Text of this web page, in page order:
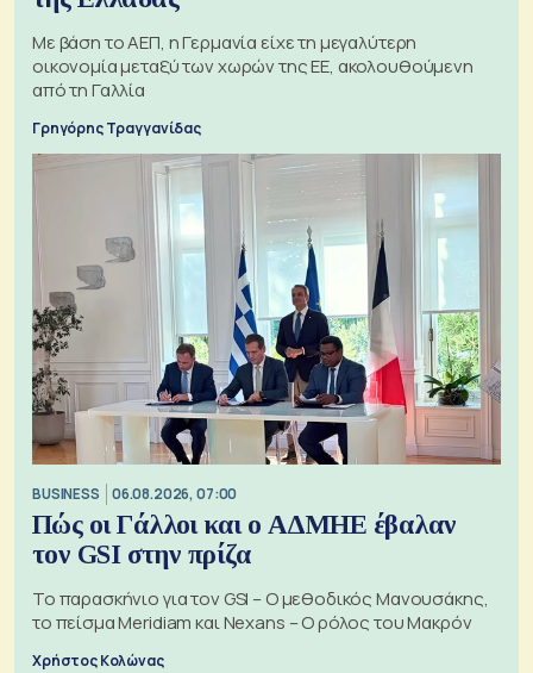
Με βάση το ΑΕΠ, η Γερμανία είχε τη μεγαλύτερη
οικονομία μεταξύ των χωρών της ΕΕ, ακολουθούμενη
από τη Γαλλία
Γρηγόρης Τραγγανίδας
BUSINESS 06.08.2026, 07:00
Πώς οι Γάλλοι και ο ΑΔΜΗΕ έβαλαν
τον GSI στην πρίζα
Το παρασκήνιο για τον GSI – Ο μεθοδικός Μανουσάκης,
το πείσμα Meridiam και Nexans – Ο ρόλος του Μακρόν
Χρήστος Κολώνας